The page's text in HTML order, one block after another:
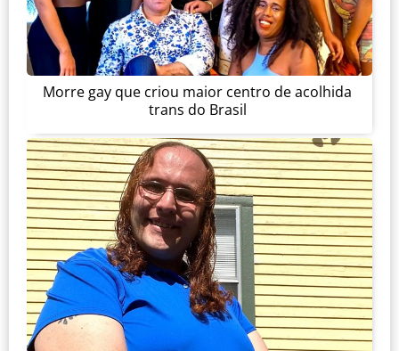
Morre gay que criou maior centro de acolhida
trans do Brasil